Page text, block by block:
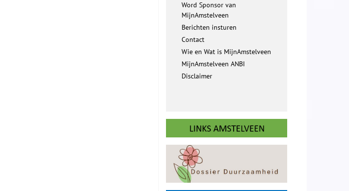
Word Sponsor van
MijnAmstelveen
Berichten insturen
Contact
Wie en Wat is MijnAmstelveen
MijnAmstelveen ANBI
Disclaimer